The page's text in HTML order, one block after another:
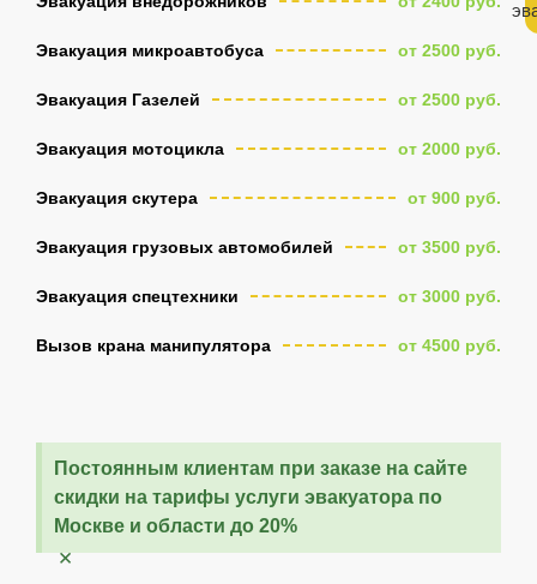
Эвакуация микроавтобуса от 2500 руб.
Эвакуация Газелей от 2500 руб.
Эвакуация мотоцикла от 2000 руб.
Эвакуация скутера от 900 руб.
Эвакуация грузовых автомобилей от 3500 руб.
Эвакуация спецтехники от 3000 руб.
Вызов крана манипулятора от 4500 руб.
Постоянным клиентам при заказе на сайте
скидки на тарифы услуги эвакуатора по
Москве и области до 20%
×